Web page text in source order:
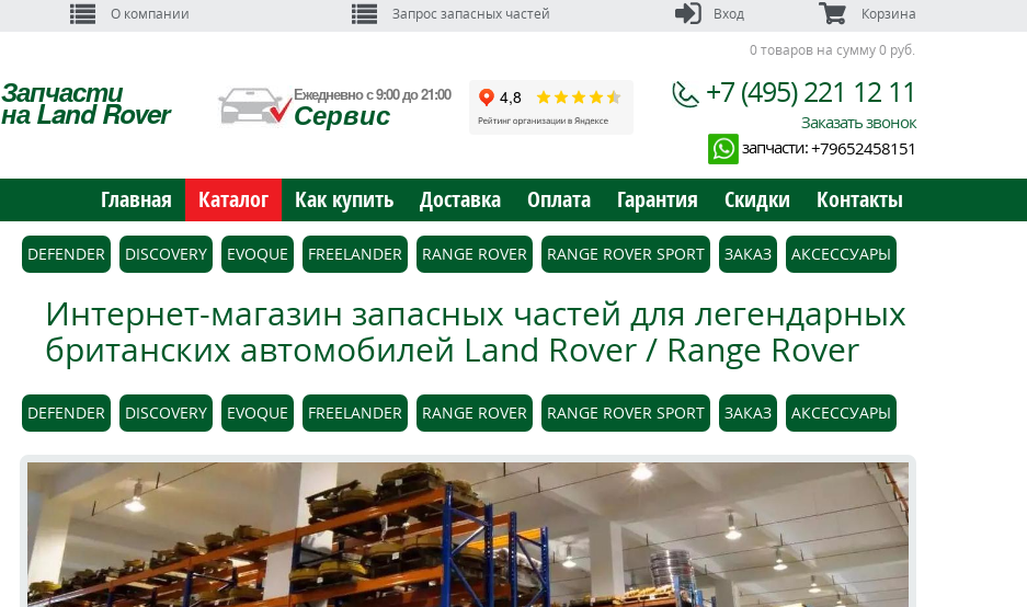
О компании Запрос запасных частей
Корзина
0 товаров на сумму 0 руб.
Вход
Запчасти
на Land Rover
Ежедневно с 9:00 до 21:00
Сервис
+7 (495) 221 12 11
Заказать звонок
запчасти:+79652458151
Главная Каталог Как купить Доставка Оплата Гарантия Скидки Контакты
DEFENDER DISCOVERY EVOQUE FREELANDER RANGE ROVER RANGE ROVER SPORT ЗАКАЗ АКСЕССУАРЫ
Интернет-магазин запасных частей для легендарных
британских автомобилей Land Rover / Range Rover
DEFENDER DISCOVERY EVOQUE FREELANDER RANGE ROVER RANGE ROVER SPORT ЗАКАЗ АКСЕССУАРЫ